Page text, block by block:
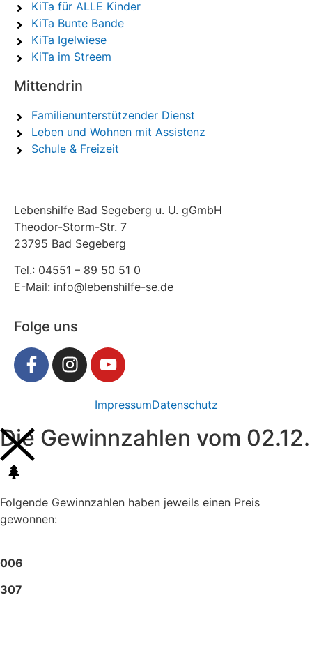
KiTa für ALLE Kinder
KiTa Bunte Bande
KiTa Igelwiese
KiTa im Streem
Mittendrin
Familienunterstützender Dienst
Leben und Wohnen mit Assistenz
Schule & Freizeit
Lebenshilfe Bad Segeberg u. U. gGmbH
Theodor-Storm-Str. 7
23795 Bad Segeberg
Tel.: 04551 – 89 50 51 0
E-Mail: info@lebenshilfe-se.de
Folge uns
ImpressumDatenschutz
Die Gewinnzahlen vom 02.12.
Folgende Gewinnzahlen haben jeweils einen Preis
gewonnen:
006
307